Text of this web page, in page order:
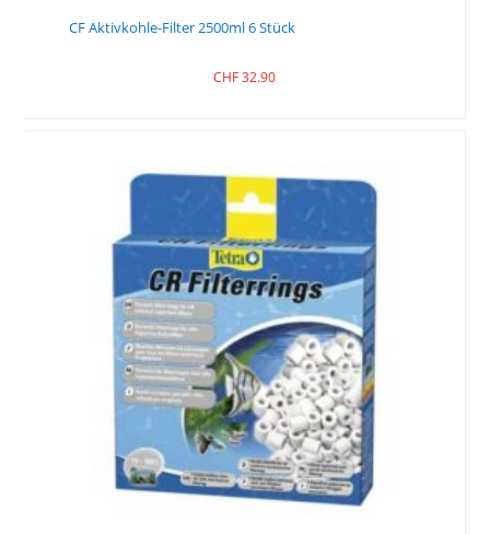
CF Aktivkohle-Filter 2500ml 6 Stück
CHF32.90